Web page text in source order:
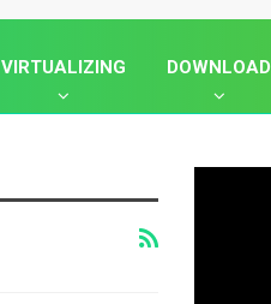
VIRTUALIZING DOWNLOAD